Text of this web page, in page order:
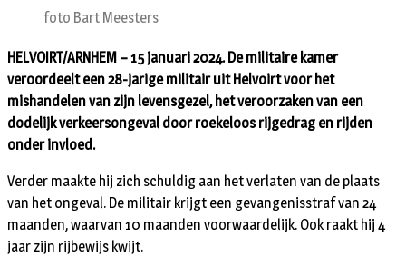
foto Bart Meesters
HELVOIRT/ARNHEM – 15 januari 2024. De militaire kamer
veroordeelt een 28-jarige militair uit Helvoirt voor het
mishandelen van zijn levensgezel, het veroorzaken van een
dodelijk verkeersongeval door roekeloos rijgedrag en rijden
onder invloed.
Verder maakte hij zich schuldig aan het verlaten van de plaats
van het ongeval. De militair krijgt een gevangenisstraf van 24
maanden, waarvan 10 maanden voorwaardelijk. Ook raakt hij 4
jaar zijn rijbewijs kwijt.